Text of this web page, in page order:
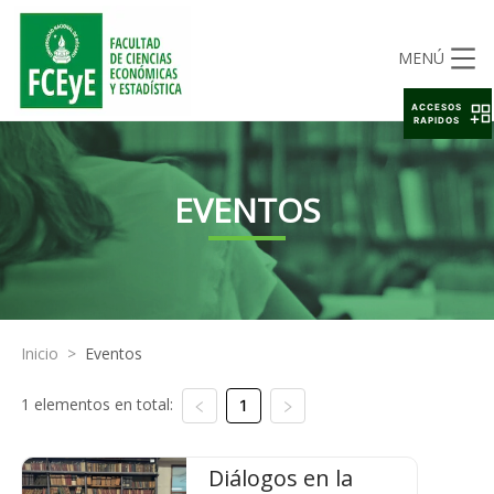
MENÚ
EVENTOS
Inicio > Eventos
1 elementos en total: 1
Diálogos en la
ACCESOS
RAPIDOS